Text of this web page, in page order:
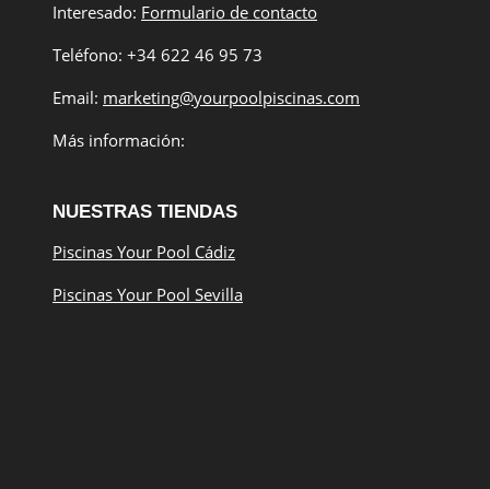
Interesado: Formulario de contacto
Teléfono: +34 622 46 95 73
Email: marketing@yourpoolpiscinas.com
Más información:
NUESTRAS TIENDAS
Piscinas Your Pool Cádiz
Piscinas Your Pool Sevilla